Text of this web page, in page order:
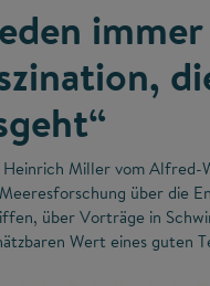
Heinrich Miller vom Alfred-
über die
über Vorträge in
Wert eines guten